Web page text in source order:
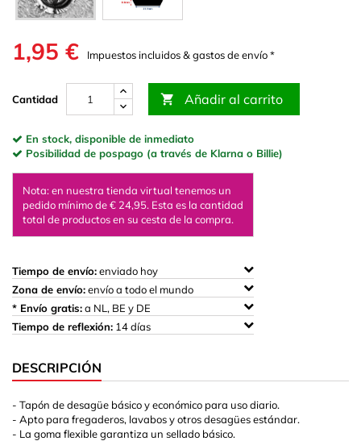
1,95 € Impuestos incluidos & gastos de envío *
Cantidad  Añadir al carrito
En stock, disponible de inmediato
Posibilidad de pospago (a través de Klarna o Billie)
Nota: en nuestra tienda virtual tenemos un
pedido mínimo de € 24,95. Esta es la cantidad
total de productos en su cesta de la compra.
Tiempo de envío:enviado hoy
Zona de envío:envío a todo el mundo
* Envío gratis:a NL, BE y DE
Tiempo de reflexión: 14 días
DESCRIPCIÓN
- Tapón de desagüe básico y económico para uso diario.
- Apto para fregaderos, lavabos y otros desagües estándar.
- La goma flexible garantiza un sellado básico.